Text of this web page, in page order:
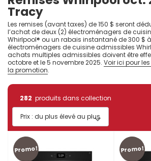
Tracy
Les remises (avant taxes) de 150 $ seront
l’achat de deux (2) électroménagers de
Whirlpool® ou un rabais instantané de 300 $
électroménagers de cuisine admissibles
achats multiples admissibles doivent être
octobre et le 5 novembre 2025. Voir ici pour
la promotion.
282 produits dans collection
Promo! Promo!